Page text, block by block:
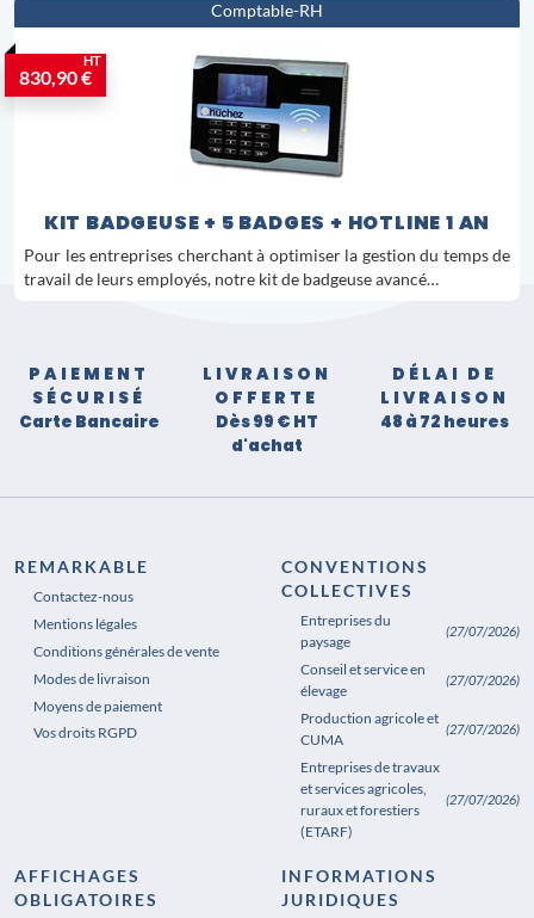
Comptable-RH
830,90 €
HT
KIT BADGEUSE + 5 BADGES + HOTLINE 1 AN
Pour les entreprises cherchant à optimiser la gestion du temps de
travail de leurs employés, notre kit de badgeuse avancé…
PAIEMENT
SÉCURISÉ
Carte Bancaire
LIVRAISON
OFFERTE
Dès 99 € HT
d'achat
DÉLAI DE
LIVRAISON
48 à 72 heures
REMARKABLE
Contactez-nous
Mentions légales
Conditions générales de vente
Modes de livraison
Moyens de paiement
Vos droits RGPD
CONVENTIONS
COLLECTIVES
Entreprises du
paysage
(27/07/2026)
Conseil et service en
élevage
(27/07/2026)
Production agricole et
CUMA
(27/07/2026)
Entreprises de travaux
et services agricoles,
ruraux et forestiers
(ETARF)
(27/07/2026)
AFFICHAGES
OBLIGATOIRES
INFORMATIONS
JURIDIQUES